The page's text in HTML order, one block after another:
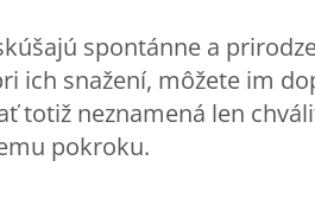
spontánne a
ich snažení, môžete im
totiž neznamená len
pokroku.